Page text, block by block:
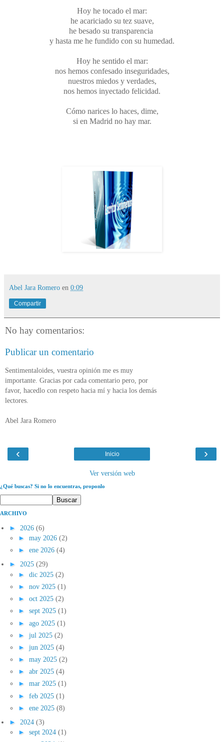
Hoy he tocado el mar:
he acariciado su tez suave,
he besado su transparencia
y hasta me he fundido con su humedad.
Hoy he sentido el mar:
nos hemos confesado inseguridades,
nuestros miedos y verdades,
nos hemos inyectado felicidad.
Cómo narices lo haces, dime,
si en Madrid no hay mar.
Abel Jara Romero en 0:09
Compartir
No hay comentarios:
Publicar un comentario
Sentimentaloides, vuestra opinión me es muy
importante. Gracias por cada comentario pero, por
favor, hacedlo con respeto hacia mí y hacia los demás
lectores.
Abel Jara Romero
‹ ›
Inicio
Ver versión web
¿Qué buscas? Si no lo encuentras, proponlo
ARCHIVO
► 2026 (6)
► may 2026 (2)
► ene 2026 (4)
► 2025 (29)
► dic 2025 (2)
► nov 2025 (1)
► oct 2025 (2)
► sept 2025 (1)
► ago 2025 (1)
► jul 2025 (2)
► jun 2025 (4)
► may 2025 (2)
► abr 2025 (4)
► mar 2025 (1)
► feb 2025 (1)
► ene 2025 (8)
► 2024 (3)
► sept 2024 (1)